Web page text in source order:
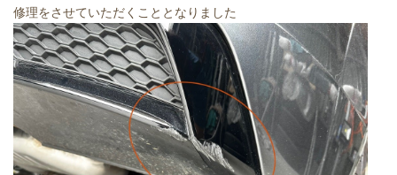
修理をさせていただくこととなりました